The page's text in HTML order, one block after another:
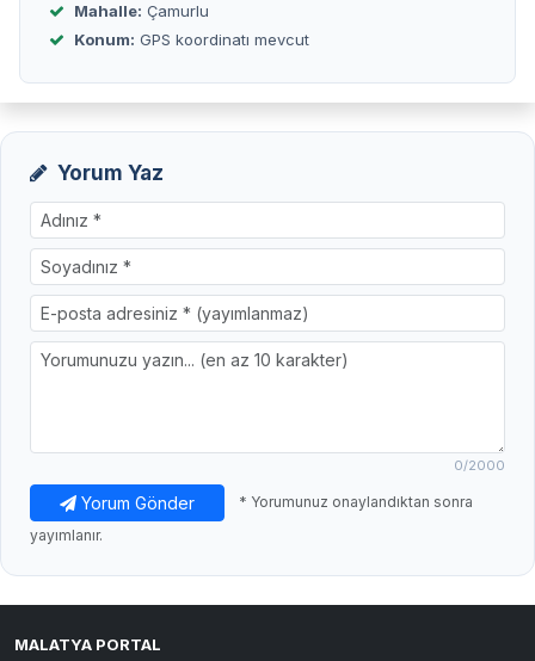
Mahalle: Çamurlu
Konum: GPS koordinatı mevcut
Yorum Yaz
0/2000
Yorum Gönder
* Yorumunuz onaylandıktan sonra
yayımlanır.
MALATYA PORTAL